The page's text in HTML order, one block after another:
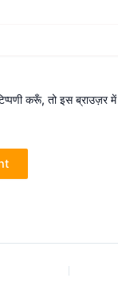
करूँ, तो इस ब्राउज़र